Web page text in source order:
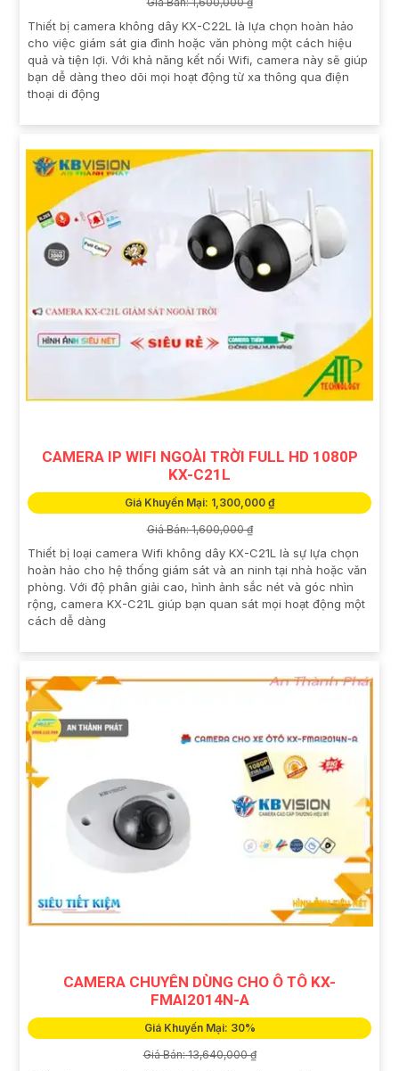
Thiết bị camera không dây KX-C22L là lựa chọn hoàn hảo
cho việc giám sát gia đình hoặc văn phòng một cách hiệu
quả và tiện lợi. Với khả năng kết nối Wifi, camera này sẽ giúp
bạn dễ dàng theo dõi mọi hoạt động từ xa thông qua điện
thoại di động
CAMERA IP WIFI NGOÀI TRỜI FULL HD 1080P
KX-C21L
Giá Khuyến Mại: 1,300,000 ₫
Giá Bán: 1,600,000 ₫
Thiết bị loại camera Wifi không dây KX-C21L là sự lựa chọn
hoàn hảo cho hệ thống giám sát và an ninh tại nhà hoặc văn
phòng. Với độ phân giải cao, hình ảnh sắc nét và góc nhìn
rộng, camera KX-C21L giúp bạn quan sát mọi hoạt động một
cách dễ dàng
CAMERA CHUYÊN DÙNG CHO Ô TÔ KX-
FMAI2014N-A
Giá Khuyến Mại: 30%
Giá Bán: 13,640,000 ₫